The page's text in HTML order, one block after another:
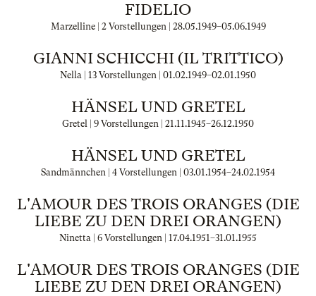
FIDELIO
Marzelline | 2 Vorstellungen | 28.05.1949–05.06.1949
GIANNI SCHICCHI (IL TRITTICO)
Nella | 13 Vorstellungen | 01.02.1949–02.01.1950
HÄNSEL UND GRETEL
Gretel | 9 Vorstellungen | 21.11.1945–26.12.1950
HÄNSEL UND GRETEL
Sandmännchen | 4 Vorstellungen | 03.01.1954–24.02.1954
L'AMOUR DES TROIS ORANGES (DIE
LIEBE ZU DEN DREI ORANGEN)
Ninetta | 6 Vorstellungen | 17.04.1951–31.01.1955
L'AMOUR DES TROIS ORANGES (DIE
LIEBE ZU DEN DREI ORANGEN)